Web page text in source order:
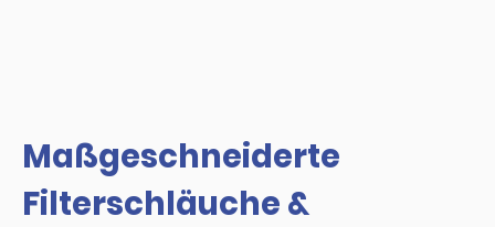
Maßgeschneiderte
Filterschläuche &